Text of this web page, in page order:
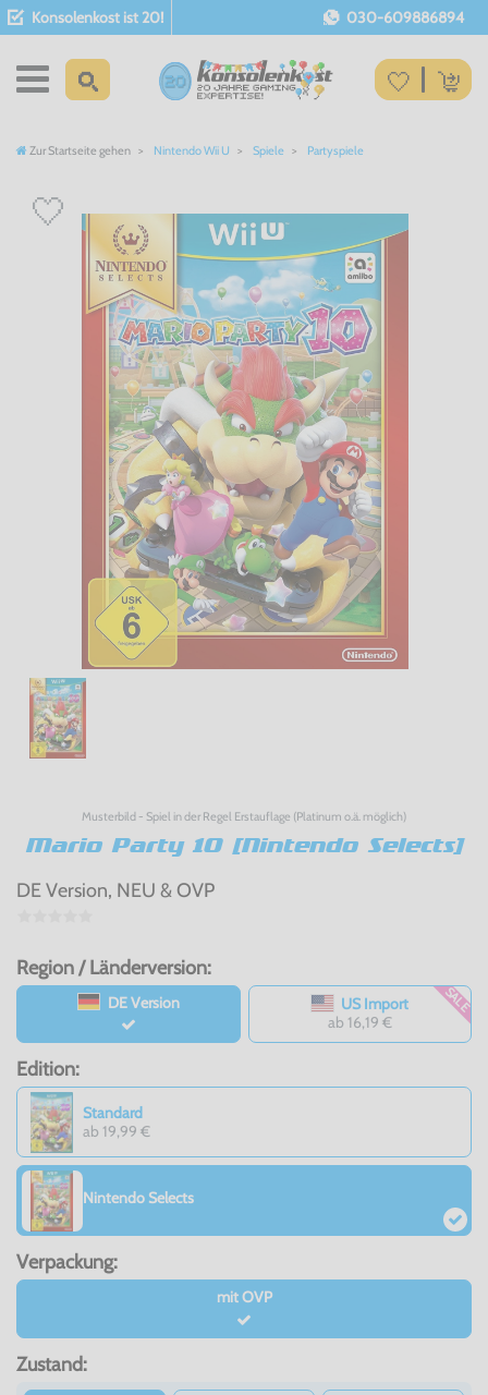
Konsolenkost ist 20! 030-609886894
Zur Startseite gehen Nintendo Wii U Spiele Partyspiele
Musterbild - Spiel in der Regel Erstauflage (Platinum o.ä. möglich)
Mario Party 10 [Nintendo Selects]
DE Version, NEU & OVP
Region / Länderversion:
DE Version
US Import
ab 16,19 €
SALE
Edition:
Standard
ab 19,99 €
Nintendo Selects
Verpackung:
mit OVP
Zustand: